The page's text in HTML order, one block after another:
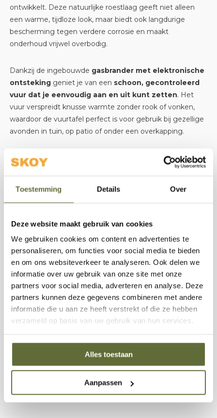
Toestemming Details Over
Deze website maakt gebruik van cookies
We gebruiken cookies om content en advertenties te
personaliseren, om functies voor social media te bieden
en om ons websiteverkeer te analyseren. Ook delen we
informatie over uw gebruik van onze site met onze
partners voor social media, adverteren en analyse. Deze
partners kunnen deze gegevens combineren met andere
informatie die u aan ze heeft verstrekt of die ze hebben
verzameld op basis van uw gebruik van hun services.
Alles toestaan
Aanpassen
ontwikkelt. Deze natuurlijke roestlaag geeft niet alleen
een warme, tijdloze look, maar biedt ook langdurige
bescherming tegen verdere corrosie en maakt
onderhoud vrijwel overbodig.
Dankzij de ingebouwde gasbrander met elektronische
ontsteking geniet je van een schoon, gecontroleerd
vuur dat je eenvoudig aan en uit kunt zetten. Het
vuur verspreidt knusse warmte zonder rook of vonken,
waardoor de vuurtafel perfect is voor gebruik bij gezellige
avonden in tuin, op patio of onder een overkapping.
Deze uitvoering van de Brann is
1000 x 800 x 500 mm
CE-gekeurde RVS-brander
en veilig onderin de tafel worden geplaatst, zodat deze uit
De Brann vuurtafel wordt standaard geleverd met
praktische accessoires zoals een glazen ombouw die de
vlammen beschermt tegen wind, lava stenen en CE-
goedgekeurde gasslang met drukregelaar. Zo kun je
direct genieten van sfeer en warmte zodra je hem plaatst.
stijlvolle, gebruiksvriendelijke en duurzame toevoeging
aan elke buitenruimte. De combinatie van cortenstaal,
slimme gastechniek en tijdloos design maakt dit een luxe
middelpunt waarop je jarenlang kunt bouwen voor
buitenplezier.